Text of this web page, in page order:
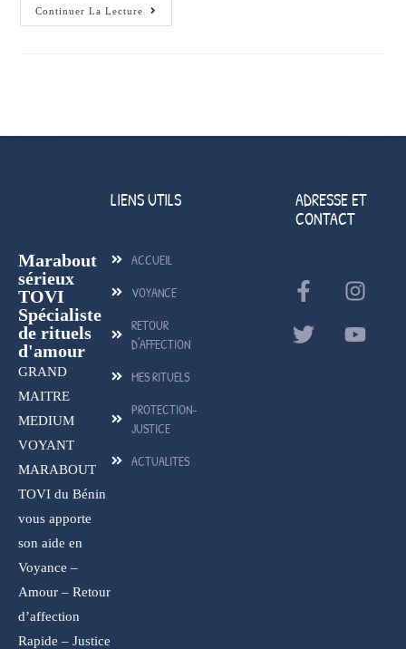
Continuer La Lecture
Marabout
sérieux
TOVI
Spécialiste
de rituels
d'amour
GRAND
MAITRE
MEDIUM
VOYANT
MARABOUT
TOVI du Bénin
vous apporte
son aide en
Voyance –
Amour – Retour
d’affection
Rapide – Justice
LIENS UTILS
ACCUEIL
VOYANCE
RETOUR
D'AFFECTION
MES RITUELS
PROTECTION-
JUSTICE
ACTUALITES
ADRESSE ET
CONTACT